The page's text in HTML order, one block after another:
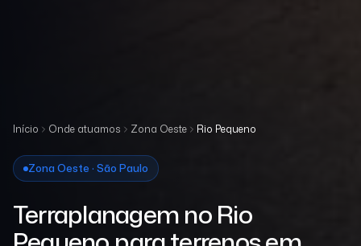
Início Onde atuamos Zona Oeste Rio Pequeno
Zona Oeste · São Paulo
Terraplanagem no Rio